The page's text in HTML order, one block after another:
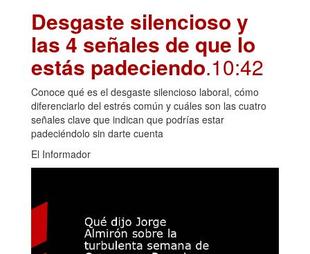
Desgaste silencioso y
las 4 señales de que lo
estás padeciendo.10:42
Conoce qué es el desgaste silencioso laboral, cómo
diferenciarlo del estrés común y cuáles son las cuatro
señales clave que indican que podrías estar
padeciéndolo sin darte cuenta
El Informador